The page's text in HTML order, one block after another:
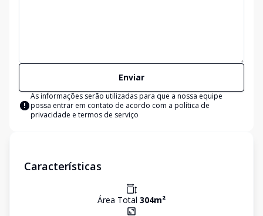
Enviar
As informações serão utilizadas para que a nossa equipe
possa entrar em contato de acordo com a política de
privacidade e termos de serviço
Características
Área Total 304m²